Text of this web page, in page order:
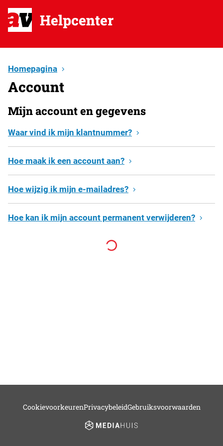
Helpcenter
Homepagina
Account
Mijn account en gegevens
Waar vind ik mijn klantnummer?
Hoe maak ik een account aan?
Hoe wijzig ik mijn e-mailadres?
Hoe kan ik mijn account permanent verwijderen?
CookievoorkeurenPrivacybeleidGebruiksvoorwaarden